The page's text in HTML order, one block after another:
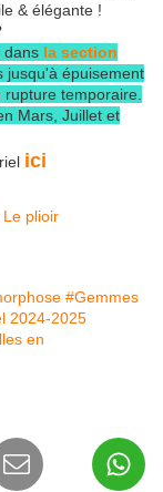
& élégante !
dans la section
jusqu'à épuisement
temporaire.
Mars, Juillet et
ici
#Gemmes
2024-2025
en